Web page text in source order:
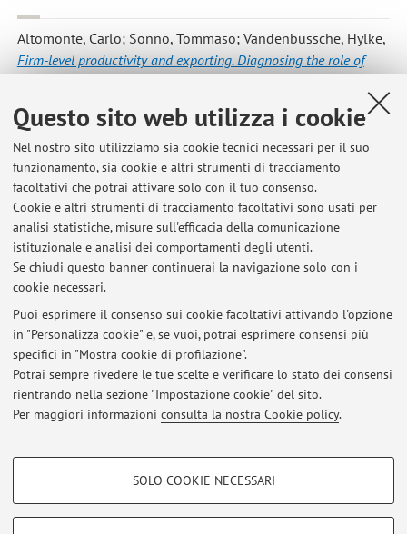
Questo sito web utilizza i cookie
Nel nostro sito utilizziamo sia cookie tecnici necessari per il suo
funzionamento, sia cookie e altri strumenti di tracciamento
facoltativi che potrai attivare solo con il tuo consenso.
Cookie e altri strumenti di tracciamento facoltativi sono usati per
analisi statistiche, misure sull'efficacia della comunicazione
istituzionale e analisi dei comportamenti degli utenti.
Se chiudi questo banner continuerai la navigazione solo con i
cookie necessari.
Puoi esprimere il consenso sui cookie facoltativi attivando l'opzione
in "Personalizza cookie" e, se vuoi, potrai esprimere consensi più
specifici in "Mostra cookie di profilazione".
Potrai sempre rivedere le tue scelte e verificare lo stato dei consensi
rientrando nella sezione "Impostazione cookie" del sito.
Per maggiori informazioni consulta la nostra Cookie policy.
COOKIE DI PROFILAZIONE - FACOLTATIVI
SOLO COOKIE NECESSARI
Altomonte, Carlo; Sonno, Tommaso; Vandenbussche, Hylke,
Firm-level productivity and exporting. Diagnosing the role of
and Financial Affairs, Product Market Review 2013.
Financing the real economy, Brussels, European
Commission, Directorate-General for Economic and
Financial Affairs, 2013, pp. 30 - 48 [capitolo di libro]
1 2
Ultimi avvisi
Al momento non sono presenti avvisi.
Area riservata
Accedi tramiteloginper gestire tutti i contenuti del sito.